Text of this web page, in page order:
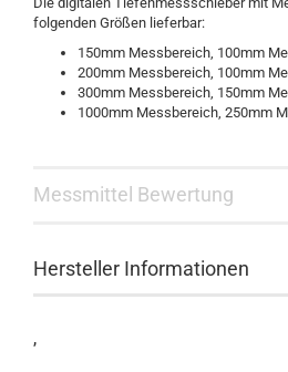
folgenden Größen lieferbar:
150mm Messbereich, 100mm
200mm Messbereich, 100mm
300mm Messbereich, 150mm
1000mm Messbereich, 250mm
Messmittel Bewertung
Hersteller Informationen
,